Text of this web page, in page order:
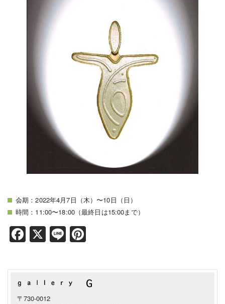
会期：2022年4月7日（木）〜10日（日）
時間：11:00〜18:00（最終日は15:00まで）
Facebook
X Line
〒730-0012